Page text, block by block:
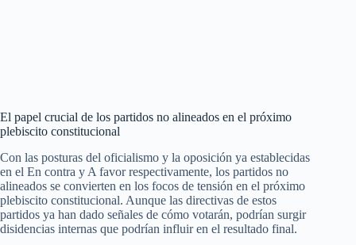
El papel crucial de los partidos no alineados en el próximo
plebiscito constitucional
Con las posturas del oficialismo y la oposición ya establecidas
en el En contra y A favor respectivamente, los partidos no
alineados se convierten en los focos de tensión en el próximo
plebiscito constitucional. Aunque las directivas de estos
partidos ya han dado señales de cómo votarán, podrían surgir
disidencias internas que podrían influir en el resultado final.